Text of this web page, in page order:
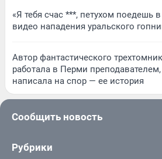
«Я тебя счас ***, петухом поедешь
видео нападения уральского
Автор фантастического
работала в Перми
написала на спор — ее история
Сообщить новость
Рубрики